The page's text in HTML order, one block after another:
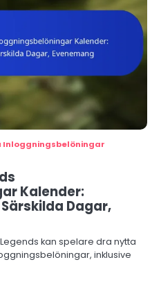
Inloggningsbelöningar
Kalender:
Dagar,
kan spelare dra nytta
inklusive